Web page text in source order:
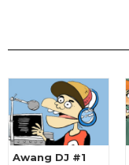
Awang DJ #1